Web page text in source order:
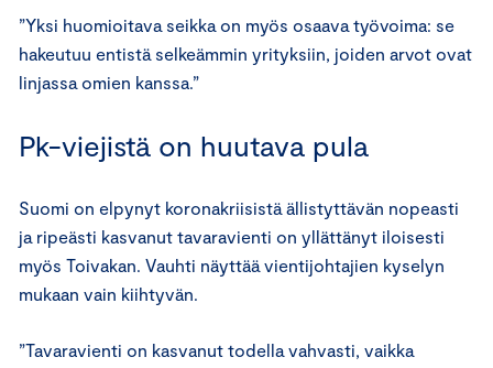
”Yksi huomioitava seikka on myös osaava työvoima: se
hakeutuu entistä selkeämmin yrityksiin, joiden arvot ovat
linjassa omien kanssa.”
Pk-viejistä on huutava pula
Suomi on elpynyt koronakriisistä ällistyttävän nopeasti
ja ripeästi kasvanut tavaravienti on yllättänyt iloisesti
myös Toivakan. Vauhti näyttää vientijohtajien kyselyn
mukaan vain kiihtyvän.
”Tavaravienti on kasvanut todella vahvasti, vaikka